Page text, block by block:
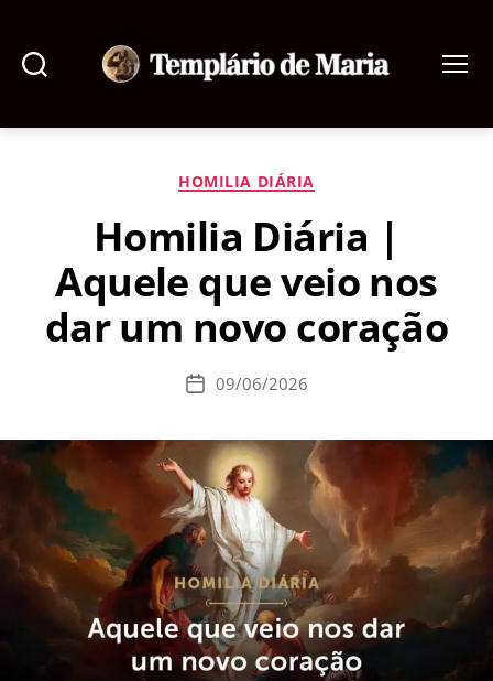
de
Categorias
HOMILIA DIÁRIA
Homilia Diária |
Aquele que veio nos
dar um novo coração
Data09/06/2026